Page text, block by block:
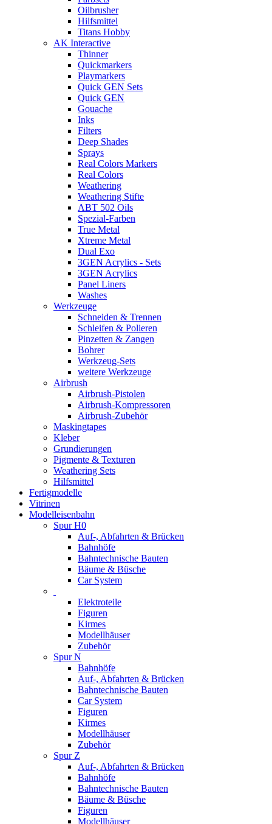
Oilbrusher
Hilfsmittel
Titans Hobby
AK Interactive
Thinner
Quickmarkers
Playmarkers
Quick GEN Sets
Quick GEN
Gouache
Inks
Filters
Deep Shades
Sprays
Real Colors Markers
Real Colors
Weathering
Weathering Stifte
ABT 502 Oils
Spezial-Farben
True Metal
Xtreme Metal
Dual Exo
3GEN Acrylics - Sets
3GEN Acrylics
Panel Liners
Washes
Werkzeuge
Schneiden & Trennen
Schleifen & Polieren
Pinzetten & Zangen
Bohrer
Werkzeug-Sets
weitere Werkzeuge
Airbrush
Airbrush-Pistolen
Airbrush-Kompressoren
Airbrush-Zubehör
Maskingtapes
Kleber
Grundierungen
Pigmente & Texturen
Weathering Sets
Hilfsmittel
Fertigmodelle
Vitrinen
Modelleisenbahn
Spur H0
Auf-, Abfahrten & Brücken
Bahnhöfe
Bahntechnische Bauten
Bäume & Büsche
Car System
Elektroteile
Figuren
Kirmes
Modellhäuser
Zubehör
Spur N
Bahnhöfe
Auf-, Abfahrten & Brücken
Bahntechnische Bauten
Car System
Figuren
Kirmes
Modellhäuser
Zubehör
Spur Z
Auf-, Abfahrten & Brücken
Bahnhöfe
Bahntechnische Bauten
Bäume & Büsche
Figuren
Modellhäuser